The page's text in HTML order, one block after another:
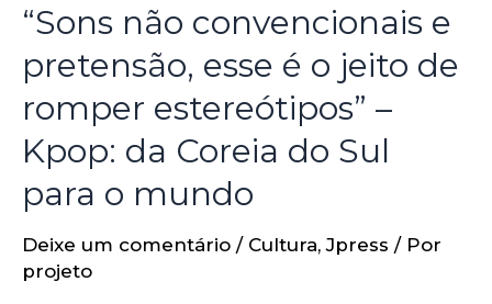
“Sons não convencionais e
pretensão, esse é o jeito de
romper estereótipos” –
Kpop: da Coreia do Sul
para o mundo
Deixe um comentário / Cultura,Jpress / Por
projeto